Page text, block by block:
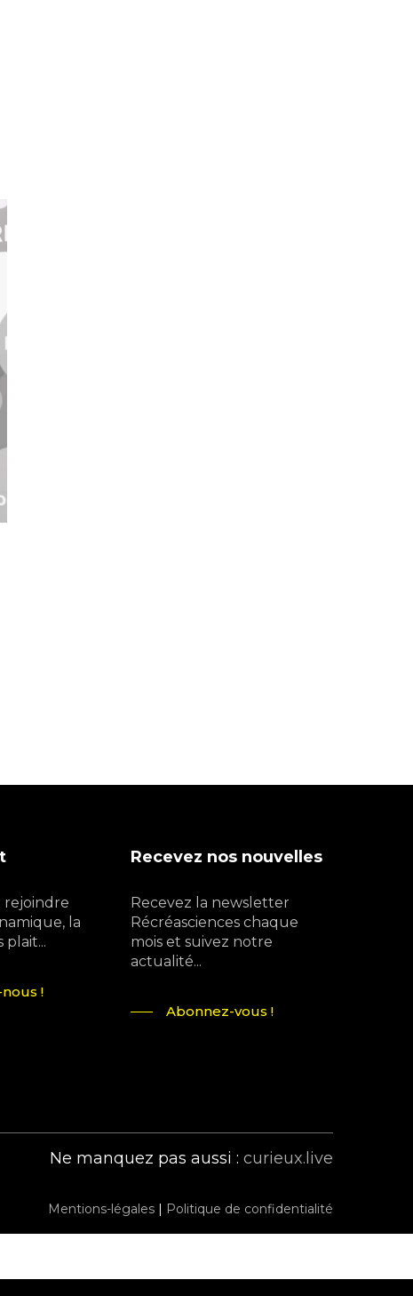
rejoindre
la
plait...
!
Recevez nos nouvelles
Recevez la newsletter
Récréasciences chaque
mois et suivez notre
actualité...
Abonnez-vous !
Ne manquez pas aussi : curieux.live
Mentions-légales | Politique de confidentialité